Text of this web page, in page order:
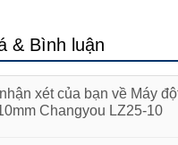
& Bình luận
xét của bạn về Máy
Changyou LZ25-10